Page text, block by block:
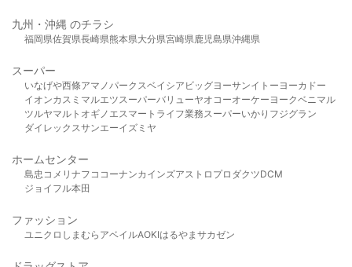
九州・沖縄 のチラシ
福岡県佐賀県長崎県熊本県大分県宮崎県鹿児島県沖縄県
スーパー
いなげや西條アマノパークスベイシア ビッグヨーサンイトーヨーカドー
イオンカスミ マルエツスーパーバリューヤオコーオーケー ヨークベニマル
ツルヤマルト オギノ エスマート ライフ業務スーパーいかり フジグラン
ダイレックスサンエーイズミヤ
ホームセンター
島忠 コメリ ナフコ コーナンカインズアストロプロダクツDCM
ジョイフル本田
ファッション
ユニクロ しまむら アベイルAOKIはるやま サカゼン